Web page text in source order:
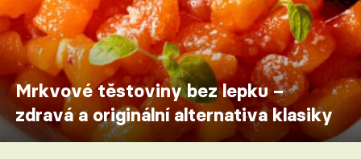
Mrkvové těstoviny bez lepku –
zdravá a originální alternativa klasiky